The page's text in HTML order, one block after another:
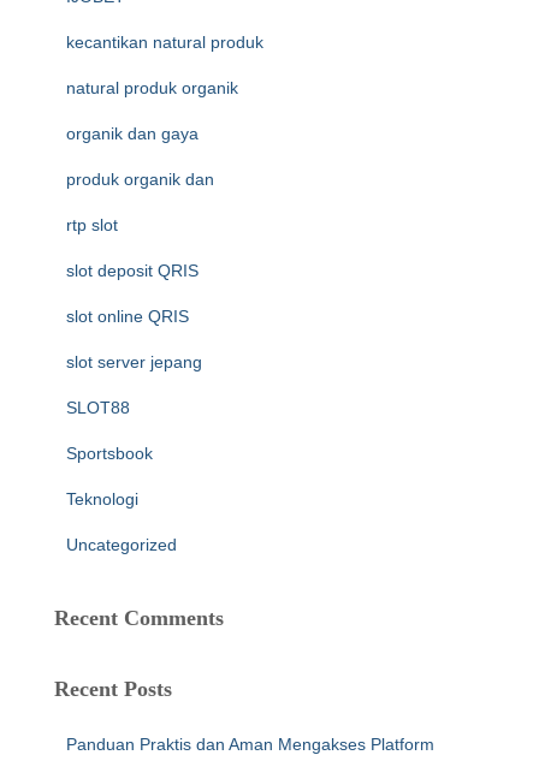
kecantikan natural produk
natural produk organik
organik dan gaya
produk organik dan
rtp slot
slot deposit QRIS
slot online QRIS
slot server jepang
SLOT88
Sportsbook
Teknologi
Uncategorized
Recent Comments
Recent Posts
Panduan Praktis dan Aman Mengakses Platform